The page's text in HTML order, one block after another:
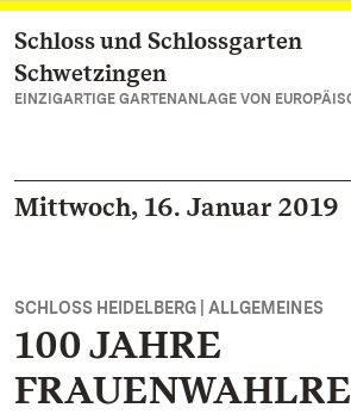
Zum Hauptinhalt springen
Schloss und Schlossgarten
Schwetzingen
EINZIGARTIGE GARTENANLAGE VON
Mittwoch, 16. Januar 2019
SCHLOSS HEIDELBERG | ALLGEMEINES
100 JAHRE